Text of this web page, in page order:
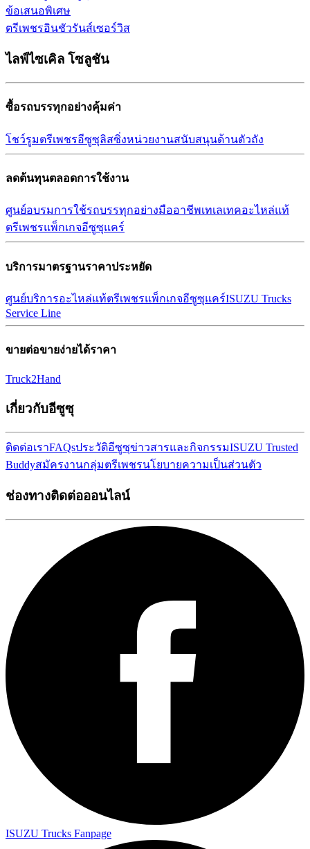
ข้อเสนอพิเศษ
ตรีเพชรอินชัวรันส์เซอร์วิส
ไลฟ์ไซเคิล โซลูชัน
ซื้อรถบรรทุกอย่างคุ้มค่า
โชว์รูมตรีเพชรอีซูซุลิสซิ่งหน่วยงานสนับสนุนด้านตัวถัง
ลดต้นทุนตลอดการใช้งาน
ศูนย์อบรมการใช้รถบรรทุกอย่างมืออาชีพเทเลเทคอะไหล่แท้
ตรีเพชรแพ็กเกจอีซูซุแคร์
บริการมาตรฐานราคาประหยัด
ศูนย์บริการอะไหล่แท้ตรีเพชรแพ็กเกจอีซูซุแคร์ISUZU Trucks
Service Line
ขายต่อขายง่ายได้ราคา
Truck2Hand
เกี่ยวกับอีซูซุ
ติดต่อเราFAQsประวัติอีซูซุข่าวสารและกิจกรรมISUZU Trusted
Buddyสมัครงานกลุ่มตรีเพชรนโยบายความเป็นส่วนตัว
ช่องทางติดต่อออนไลน์
ISUZU Trucks Fanpage